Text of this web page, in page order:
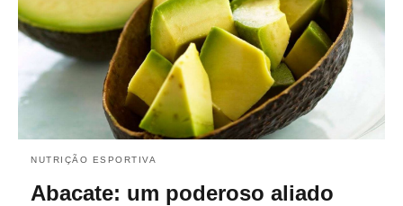
NUTRIÇÃO ESPORTIVA
Abacate: um poderoso aliado